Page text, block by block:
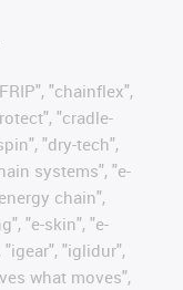
"chainflex",
"cradle-
"dry-tech",
systems", "e-
chain",
"e-skin", "e-
"iglidur",
what moves",